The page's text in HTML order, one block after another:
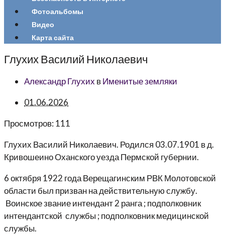
Фотоальбомы
Видео
Карта сайта
Глухих Василий Николаевич
Александр Глухих вИменитые земляки
01.06.2026
Просмотров: 111
Глухих Василий Николаевич. Родился 03.07.1901 в д.
Кривошеино Оханского уезда Пермской губернии.
6 октября 1922 года Верещагинским РВК Молотовской
области был призван на действительную службу.
Воинское звание интендант 2 ранга ; подполковник
интендантской службы ; подполковник медицинской
службы.